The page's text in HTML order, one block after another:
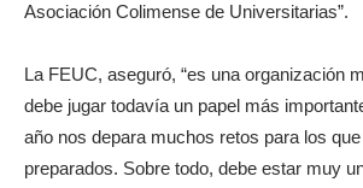
Asociación Colimense de Universitarias”.
La FEUC, aseguró, “es una organización
debe jugar todavía un papel más
año nos depara muchos retos para los
preparados. Sobre todo, debe estar muy